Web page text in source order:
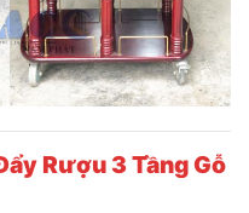
Rượu 3 Tầng Gỗ